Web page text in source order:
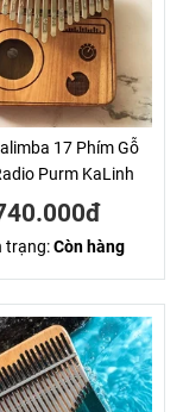
17 Phím Gỗ
Purm KaLinh
trạng:Còn hàng